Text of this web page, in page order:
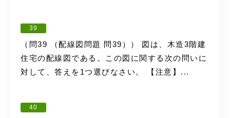
39
（問39 （配線図問題 問39）） 図は、木造3階建
住宅の配線図である。この図に関する次の問いに
対して、答えを1つ選びなさい。 【注意】...
40